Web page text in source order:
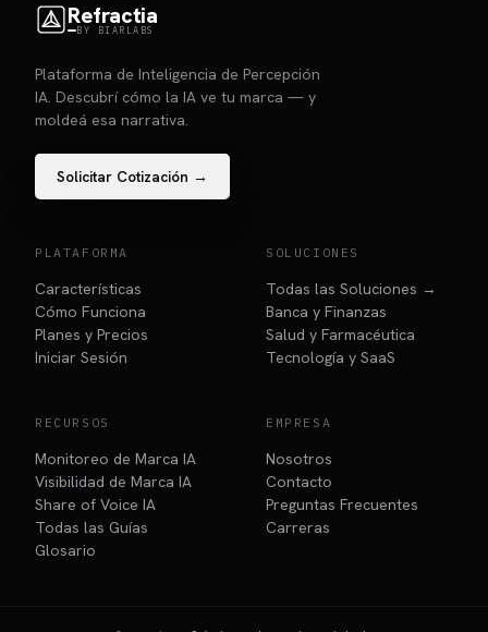
Refractia
BY BIARLABS
Plataforma de Inteligencia de Percepción
IA. Descubrí cómo la IA ve tu marca — y
moldeá esa narrativa.
Solicitar Cotización →
PLATAFORMA
Características
Cómo Funciona
Planes y Precios
Iniciar Sesión
SOLUCIONES
Todas las Soluciones →
Banca y Finanzas
Salud y Farmacéutica
Tecnología y SaaS
RECURSOS
Monitoreo de Marca IA
Visibilidad de Marca IA
Share of Voice IA
Todas las Guías
Glosario
EMPRESA
Nosotros
Contacto
Preguntas Frecuentes
Carreras